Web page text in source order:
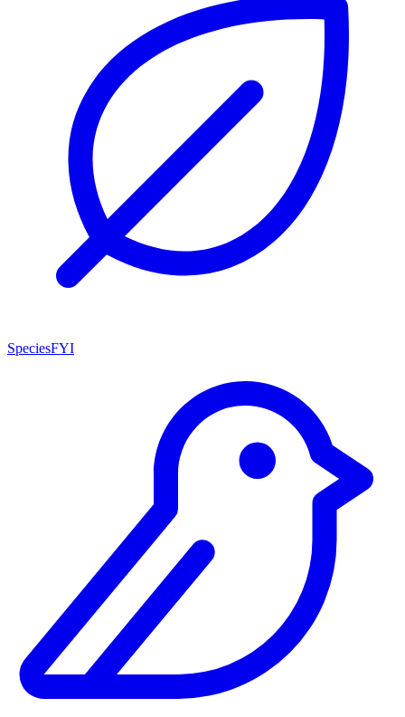
SpeciesFYI